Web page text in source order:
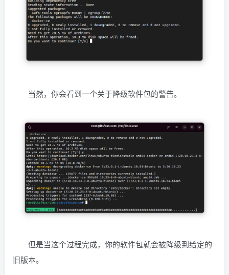
当然，你会看到一个关于降级软件包的警告。
但是当这个过程完成，你的软件包就会被降级到给定的
旧版本。